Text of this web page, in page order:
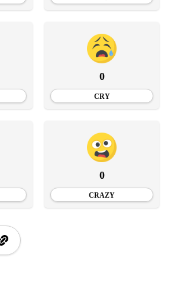
0
CRY
0
CRAZY